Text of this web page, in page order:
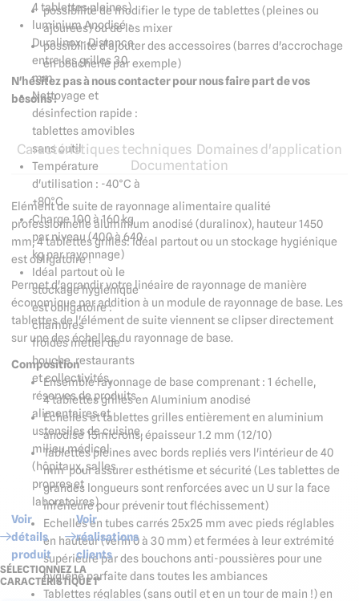
4 tablettes pleines)
luminium Anodisé -
Duralinox- Distance
entre les grilles 30
mm
Nettoyage et
désinfection rapide :
tablettes amovibles
sans outil
Température
d'utilisation : -40°C à
+80°C
Charge 100 à 160 kg
par niveau (400 à 640
kg par rayonnage)
Idéal partout où le
stockage hygiénique
est obligatoire :
chambres
froides métier de
bouche, restaurants
et collectivités,
réserves de produits
alimentaires et
ustensiles de cuisine,
milieu médical
(hôpitaux, salles
propres et
laboratoires)
Voir
détails
produit
Voir
réalisations
clients
SÉLECTIONNEZ LA
CARACTÉRISTIQUE 1*
possibilité de modifier le type de tablettes (pleines ou
ajourées) ou de les mixer
possibilité d'ajouter des accessoires (barres d'accrochage
en boucherie par exemple)
N'hésitez pas à nous contacter pour nous faire part de vos
besoins !
Caractéristiques techniques Domaines d'application
Documentation
Elément de suite de rayonnage alimentaire qualité
professionnelle aluminium anodisé (duralinox), hauteur 1450
mm, 4 tablettes grilles: idéal partout ou un stockage hygiénique
est obligatoire !
Permet d'agrandir votre linéaire de rayonnage de manière
économique par addition à un module de rayonnage de base. Les
tablettes de l'élément de suite viennent se clipser directement
sur une des échelles du rayonnage de base.
Composition
Ensemble rayonnage de base comprenant : 1 échelle,
4 tablettes grilles en Aluminium anodisé
Echelles et tablettes grilles entièrement en aluminium
anodisé 15microns, épaisseur 1.2 mm (12/10)
Tablettes pleines avec bords repliés vers l'intérieur de 40
mm pour assurer esthétisme et sécurité (Les tablettes de
grandes longueurs sont renforcées avec un U sur la face
inférieure pour prévenir tout fléchissement)
Echelles en tubes carrés 25x25 mm avec pieds réglables
en hauteur (vérin 0 à 30 mm) et fermées à leur extrémité
supérieure par des bouchons anti-poussières pour une
hygiène parfaite dans toutes les ambiances
Tablettes réglables (sans outil et en un tour de main !) en